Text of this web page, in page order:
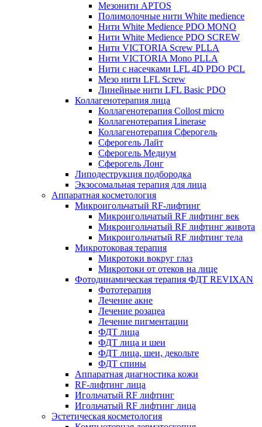
Мезонити APTOS
Полимолочные нити White medience
Нити White Medience PDO MONO
Нити White Medience PDO SCREW
Нити VICTORIA Screw PLLA
Нити VICTORIA Mono PLLA
Нити с насечками LFL 4D PDO PCL
Мезо нити LFL Screw
Линейные нити LFL Basic PDO
Коллагенотерапия лица
Коллагенотерапия Collost micro
Коллагенотерапия Linerase
Коллагенотерапия Сферогель
Сферогель Лайт
Сферогель Медиум
Сферогель Лонг
Липодеструкция подбородка
Экзосомальная терапия для лица
Аппаратная косметология
Микроигольчатый RF-лифтинг
Микроигольчатый RF лифтинг век
Микроигольчатый RF лифтинг живота
Микроигольчатый RF лифтинг тела
Микротоковая терапия
Микротоки вокруг глаз
Микротоки от отеков на лице
Фотодинамическая терапия ФДТ REVIXAN
Фототерапия
Лечение акне
Лечение розацеа
Лечение пигментации
ФДТ лица
ФДТ лица и шеи
ФДТ лица, шеи, декольте
ФДТ спины
Аппаратная диагностика кожи
RF-лифтинг лица
Игольчатый RF лифтинг
Игольчатый RF лифтинг лица
Эстетическая косметология